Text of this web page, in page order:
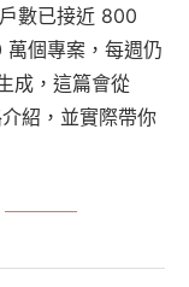
數已接近 800
個專案，每週仍
成，這篇會從
紹，並實際帶你